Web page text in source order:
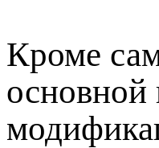
Кроме
основной